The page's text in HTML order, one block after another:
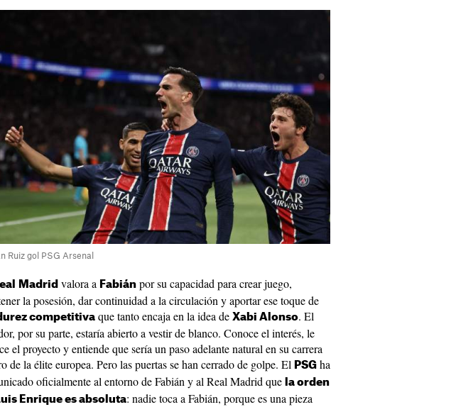
Ruiz gol PSG Arsenal
Madrid valora a Fabián por su capacidad para crear juego,
la posesión, dar continuidad a la circulación y aportar ese toque de
competitiva que tanto encaja en la idea de Xabi Alonso. El
por su parte, estaría abierto a vestir de blanco. Conoce el interés, le
el proyecto y entiende que sería un paso adelante natural en su carrera
de la élite europea. Pero las puertas se han cerrado de golpe. El PSG ha
oficialmente al entorno de Fabián y al Real Madrid que la orden
Enrique es absoluta: nadie toca a Fabián, porque es una pieza